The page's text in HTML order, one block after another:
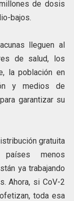
de dosis
bajos.
lleguen al
de salud, los
la población en
y medios de
garantizar su
gratuita
menos
ya trabajando
Ahora, si CoV-2
toda esa